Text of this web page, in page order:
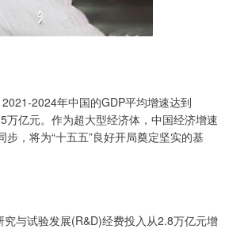
2024年中国的GDP平均增速达到
万亿元。作为超大型经济体，中国经济增速
，将为“十五五”良好开局奠定坚实的基
与试验发展(R&D)经费投入从2.8万亿元增
300 4694.44